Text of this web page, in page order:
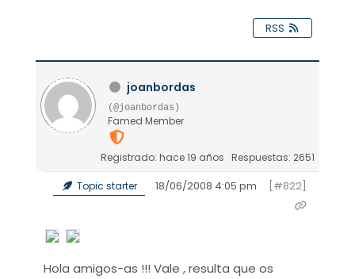
RSS
joanbordas
(@joanbordas)
Famed Member
Registrado: hace 19 años Respuestas: 2651
Topic starter 18/06/2008 4:05 pm [#822]
Hola amigos-as !!! Vale , resulta que os